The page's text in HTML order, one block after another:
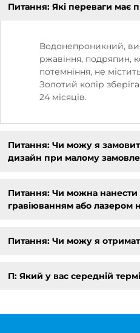
Питання: Які переваги має
Водонепроникний,
ржавіння, подряпин,
потемніння, не
Золотий колір
24 місяців.
Питання: Чи можу я
дизайн при малому
Питання: Чи можна нанести
гравіюванням або лазером
Питання: Чи можу я
П: Який у вас середній